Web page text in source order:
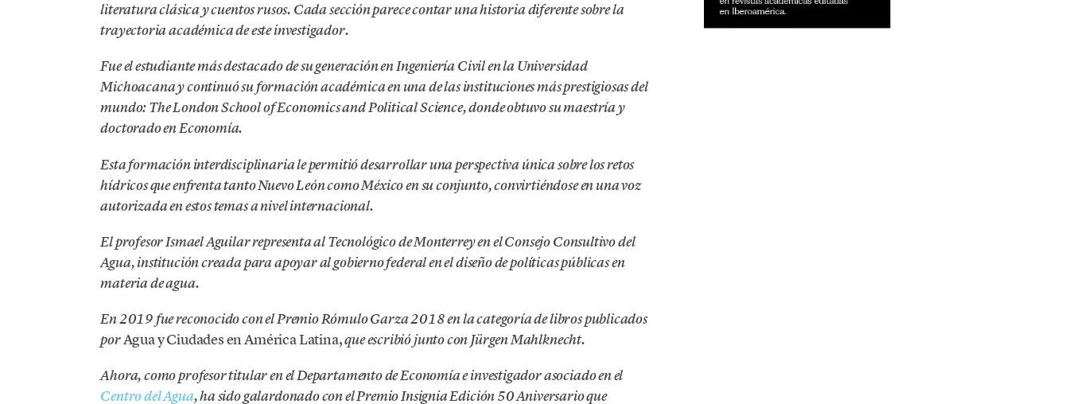
literatura clásica y cuentos rusos. Cada sección parece contar una historia diferente sobre la
trayectoria académica de este investigador.
Fue el estudiante más destacado de su generación en Ingeniería Civil en la Universidad
Michoacana y continuó su formación académica en una de las instituciones más prestigiosas del
mundo: The London School of Economics and Political Science, donde obtuvo su maestría y
doctorado en Economía.
Esta formación interdisciplinaria le permitió desarrollar una perspectiva única sobre los retos
hídricos que enfrenta tanto Nuevo León como México en su conjunto, convirtiéndose en una voz
autorizada en estos temas a nivel internacional.
El profesor Ismael Aguilar representa al Tecnológico de Monterrey en el Consejo Consultivo del
Agua, institución creada para apoyar al gobierno federal en el diseño de políticas públicas en
materia de agua.
En 2019 fue reconocido con el Premio Rómulo Garza 2018 en la categoría de libros publicados
porAgua y Ciudades en América Latina,que escribió junto con Jürgen Mahlknecht.
Ahora, como profesor titular en el Departamento de Economía e investigador asociado en el
Centro del Agua, ha sido galardonado con el Premio Insignia Edición 50 Aniversario que